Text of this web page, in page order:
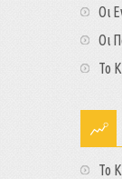
Οι
Οι
Το
Το